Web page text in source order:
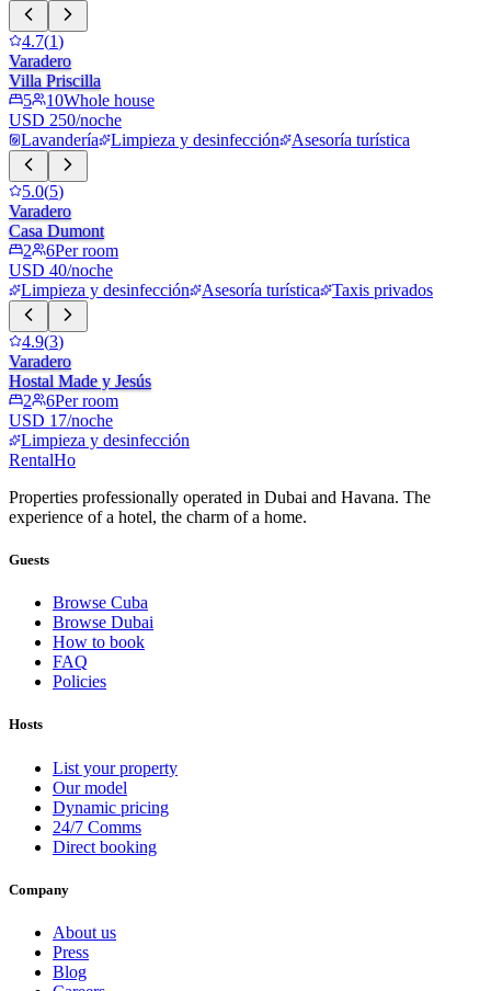
4.7(1)
Varadero
Villa Priscilla
5
10Whole house
USD 250/noche
Lavandería
Limpieza y desinfección Asesoría turística
5.0(5)
Varadero
Casa Dumont
2
6Per room
USD 40/noche
Limpieza y desinfección
Asesoría turística Taxis privados
4.9(3)
Varadero
Hostal Made y Jesús
2
6Per room
USD 17/noche
Limpieza y desinfección
RentalHo
Properties professionally operated in Dubai and Havana. The
experience of a hotel, the charm of a home.
Guests
Browse Cuba
Browse Dubai
How to book
FAQ
Policies
Hosts
List your property
Our model
Dynamic pricing
24/7 Comms
Direct booking
Company
About us
Press
Blog